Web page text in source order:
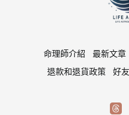
命理師介紹 最新文章
退款和退貨政策
好